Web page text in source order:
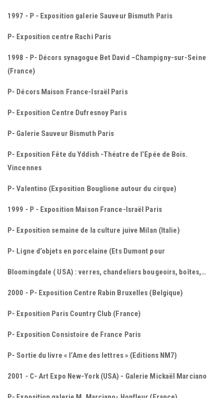
1997 - P - Exposition galerie Sauveur Bismuth Paris
P- Exposition centre Rachi Paris
1998 - P- Décors synagogue Bet David –Champigny-sur-Seine
(France)
P- Décors Maison France-Israël Paris
P- Exposition Centre Dufresnoy Paris
P- Galerie Sauveur Bismuth Paris
P- Exposition Fête du Yddish -Théatre de l’Epée de Bois.
Vincennes
P- Valentino (Exposition Bouglione autour du cirque)
1999 - P - Exposition Maison France-Israël Paris
P- Exposition semaine de la culture juive Milan (Italie)
P- Ligne d’objets en porcelaine (Ets Dumont pour
Bloomingdale ( USA) : verres, chandeliers bougeoirs, boîtes,…
2000 - P- Exposition Centre Rabin Bruxelles (Belgique)
P- Exposition Paris Country Club (France)
P- Exposition Consistoire de France Paris
P- Sortie du livre « l’Ame des lettres » (Editions NM7)
2001 - C- Art Expo New-York (USA) - Galerie Mickaël Marciano